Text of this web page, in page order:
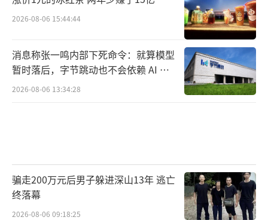
2026-08-06 15:44:44
消息称张一鸣内部下死命令：就算模型
暂时落后，字节跳动也不会依赖 AI 蒸
馏技术
2026-08-06 13:34:28
骗走200万元后男子躲进深山13年 逃亡
终落幕
2026-08-06 09:18:25